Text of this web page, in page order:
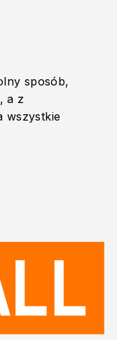
sposób,
a z
wszystkie